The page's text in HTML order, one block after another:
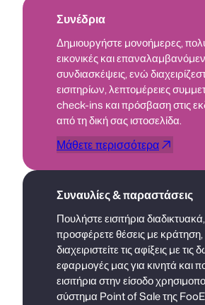
Συνέδρια
Δημιουργήστε μονοήμερες,
εικονικές και
συνδιασκέψεις, ενώ
εισιτηρίων, λεπτομέρειες
check-ins και πρόσβαση στις
από τη δική σας ιστοσελίδα.
Μάθετε περισσότερα
Συναυλίες & παραστάσεις
Πουλήστε εισιτήρια διαδικτυακά,
προσφέρετε θέσεις με κράτηση,
διαχειριστείτε τις αφίξεις με
εφαρμογές μας για κινητά και
εισιτήρια στην είσοδο
σύστημα Point of Sale της